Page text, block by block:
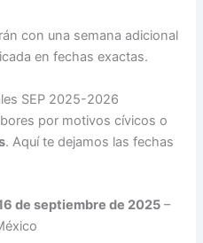
con una semana adicional
en fechas exactas.
SEP 2025-2026
por motivos cívicos o
. Aquí te dejamos las fechas
de septiembre de 2025 –